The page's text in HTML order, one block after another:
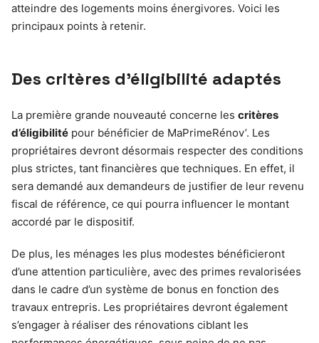
atteindre des logements moins énergivores. Voici les
principaux points à retenir.
Des critères d’éligibilité adaptés
La première grande nouveauté concerne les critères
d’éligibilité pour bénéficier de MaPrimeRénov’. Les
propriétaires devront désormais respecter des conditions
plus strictes, tant financières que techniques. En effet, il
sera demandé aux demandeurs de justifier de leur revenu
fiscal de référence, ce qui pourra influencer le montant
accordé par le dispositif.
De plus, les ménages les plus modestes bénéficieront
d’une attention particulière, avec des primes revalorisées
dans le cadre d’un système de bonus en fonction des
travaux entrepris. Les propriétaires devront également
s’engager à réaliser des rénovations ciblant les